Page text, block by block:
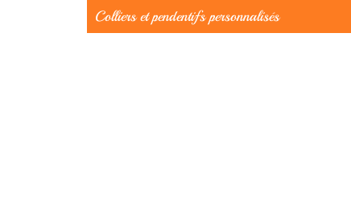
Colliers et pendentifs personnalisés